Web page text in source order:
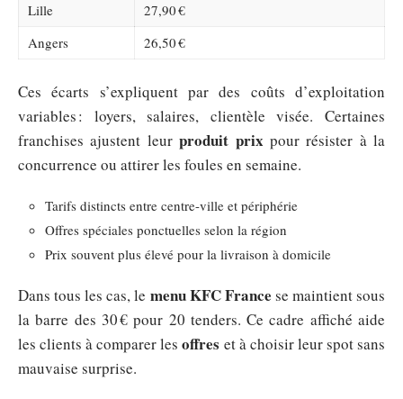
Lille
27,90 €
Angers
26,50 €
Ces écarts s’expliquent par des coûts d’exploitation
variables : loyers, salaires, clientèle visée. Certaines
franchises ajustent leurproduit prix pour résister à la
concurrence ou attirer les foules en semaine.
Tarifs distincts entre centre-ville et périphérie
Offres spéciales ponctuelles selon la région
Prix souvent plus élevé pour la livraison à domicile
Dans tous les cas, le menu KFC France se maintient sous
la barre des 30 € pour 20 tenders. Ce cadre affiché aide
les clients à comparer lesoffres et à choisir leur spot sans
mauvaise surprise.